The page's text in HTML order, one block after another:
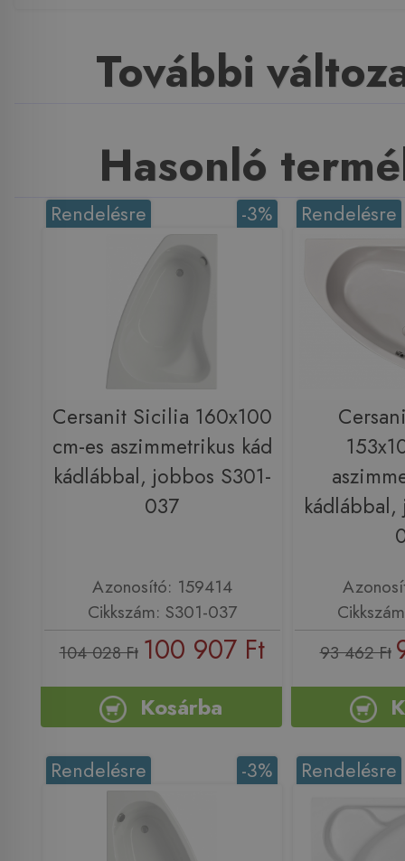
További
Hasonló
-3%
Rendelésre
Cersanit Sicilia 160x100
cm-es aszimmetrikus kád
kádlábbal, jobbos S301-
037
Azonosító: 159414
Cikkszám: S301-037
104 028 Ft 100 907 Ft
Kosárba
Rendelésre
kádlábbal,
93 462 Ft
-3%
Rendelésre Rendelésre